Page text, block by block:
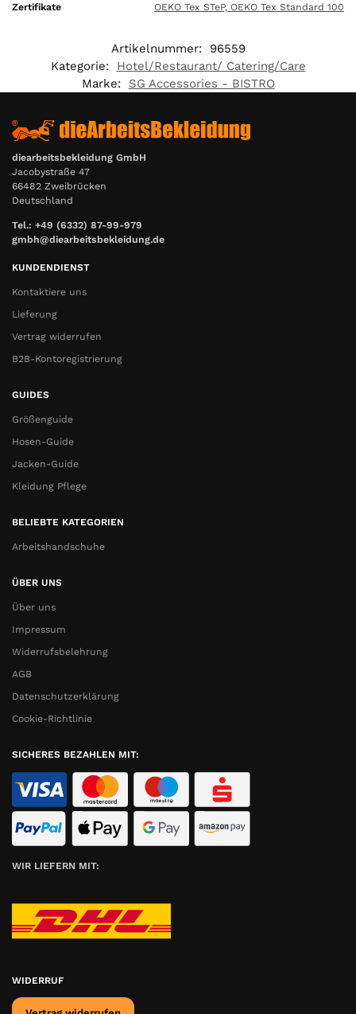
Zertifikate OEKO Tex STeP, OEKO Tex Standard 100
Artikelnummer:
96559
Kategorie:
Hotel/Restaurant/ Catering/Care
Marke:
SG Accessories - BISTRO
diearbeitsbekleidung GmbH
Jacobystraße 47
66482 Zweibrücken
Deutschland
Tel.: +49 (6332) 87-99-979
gmbh@diearbeitsbekleidung.de
KUNDENDIENST
Kontaktiere uns
Lieferung
Vertrag widerrufen
B2B-Kontoregistrierung
GUIDES
Größenguide
Hosen-Guide
Jacken-Guide
Kleidung Pflege
BELIEBTE KATEGORIEN
Arbeitshandschuhe
ÜBER UNS
Über uns
Impressum
Widerrufsbelehrung
AGB
Datenschutzerklärung
Cookie-Richtlinie
SICHERES BEZAHLEN MIT:
WIR LIEFERN MIT:
WIDERRUF